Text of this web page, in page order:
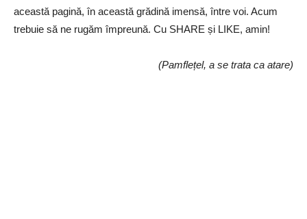
această pagină, în această grădină imensă, între voi. Acum
trebuie să ne rugăm împreună. Cu SHARE și LIKE, amin!
(Pamflețel, a se trata ca atare)